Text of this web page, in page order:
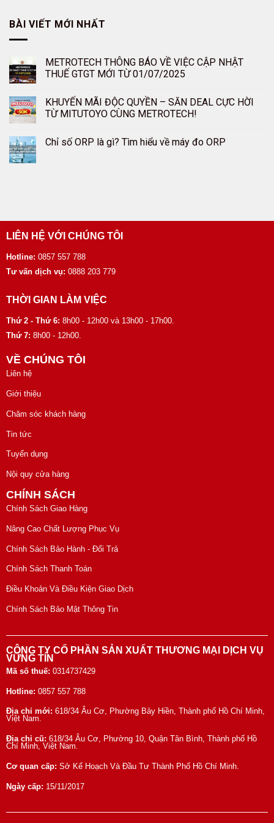
BÀI VIẾT MỚI NHẤT
METROTECH THÔNG BÁO VỀ VIỆC CẬP NHẬT
THUẾ GTGT MỚI TỪ 01/07/2025
KHUYẾN MÃI ĐỘC QUYỀN – SĂN DEAL CỰC HỜI
TỪ MITUTOYO CÙNG METROTECH!
Chỉ số ORP là gì? Tìm hiểu về máy đo ORP
LIÊN HỆ VỚI CHÚNG TÔI
Hotline: 0857 557 788
Tư vấn dịch vụ: 0888 203 779
THỜI GIAN LÀM VIỆC
Thứ 2 - Thứ 6: 8h00 - 12h00 và 13h00 - 17h00.
Thứ 7: 8h00 - 12h00.
VỀ CHÚNG TÔI
Liên hệ
Giới thiệu
Chăm sóc khách hàng
Tin tức
Tuyển dụng
Nội quy cửa hàng
CHÍNH SÁCH
Chính Sách Giao Hàng
Nâng Cao Chất Lượng Phục Vụ
Chính Sách Bảo Hành - Đổi Trả
Chính Sách Thanh Toán
Điều Khoản Và Điều Kiện Giao Dịch
Chính Sách Bảo Mật Thông Tin
CÔNG TY CỔ PHẦN SẢN XUẤT THƯƠNG MẠI DỊCH VỤ
VỮNG TÍN
Mã số thuế: 0314737429
Hotline: 0857 557 788
Địa chỉ mới: 618/34 Âu Cơ, Phường Bảy Hiền, Thành phố Hồ Chí Minh,
Việt Nam.
Địa chỉ cũ: 618/34 Âu Cơ, Phường 10, Quận Tân Bình, Thành phố Hồ
Chí Minh, Việt Nam.
Cơ quan cấp: Sở Kế Hoạch Và Đầu Tư Thành Phố Hồ Chí Minh.
Ngày cấp: 15/11/2017